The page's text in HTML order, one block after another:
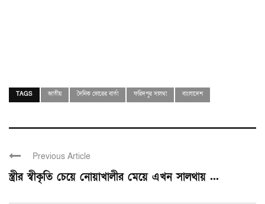
TAGS জাতীয় দৈনিক ভোরের বার্তা ফরিদপুর সালথা বাংলাদেশ
Previous Article
স্ত্রীর স্বীকৃতি চেয়ে নোয়াখালীর মেয়ে এখন সালথায় ...